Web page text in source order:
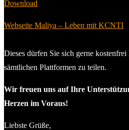
Download
Webseite Maliya – Leben mit KCNTI
Dieses dürfen Sie sich gerne
sämtlichen Plattformen zu teilen.
Wir freuen uns auf Ihre
Herzen im Voraus!
Liebste Grüße,